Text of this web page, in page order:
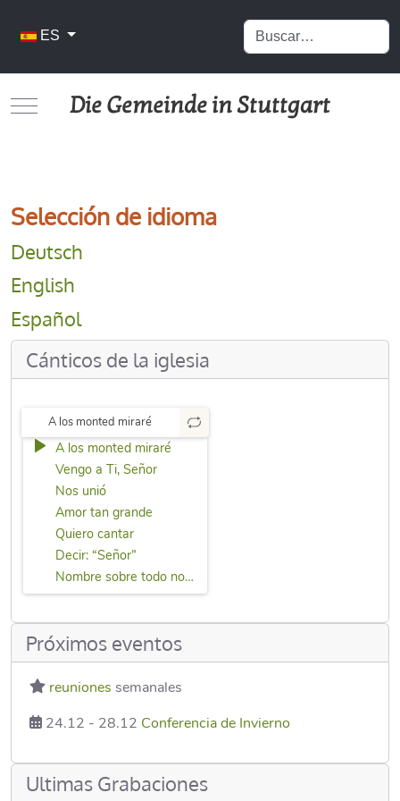
Seleccione su idioma
ES
Buscar
Mobile Menu Toggle
Die Gemeinde in Stuttgart
Selección de idioma
Deutsch
English
Español
Cánticos de la iglesia
A los monted miraré
A los monted miraré
Vengo a Ti, Señor
Nos unió
Amor tan grande
Quiero cantar
Decir: “Señor”
Nombre sobre todo nombre
Próximos eventos
reuniones semanales
24.12 - 28.12 Conferencia de Invierno
Ultimas Grabaciones